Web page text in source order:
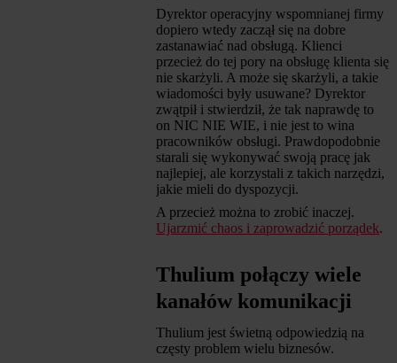
Dyrektor operacyjny wspomnianej firmy
dopiero wtedy zaczął się na dobre
zastanawiać nad obsługą. Klienci
przecież do tej pory na obsługę klienta się
nie skarżyli. A może się skarżyli, a takie
wiadomości były usuwane? Dyrektor
zwątpił i stwierdził, że tak naprawdę to
on NIC NIE WIE, i nie jest to wina
pracowników obsługi. Prawdopodobnie
starali się wykonywać swoją pracę jak
najlepiej, ale korzystali z takich narzędzi,
jakie mieli do dyspozycji.
A przecież można to zrobić inaczej.
Ujarzmić chaos i zaprowadzić porządek.
Thulium połączy wiele
kanałów komunikacji
Thulium jest świetną odpowiedzią na
częsty problem wielu biznesów.